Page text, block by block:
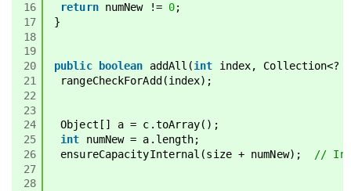
16
17
18
19
20
21
22
23
24
25
26
27
28
return numNew != 0;
}
public boolean addAll(int index, Collection<?
rangeCheckForAdd(index);
Object[] a = c.toArray();
int
numNew = a.length;
ensureCapacityInternal(size + numNew);
//